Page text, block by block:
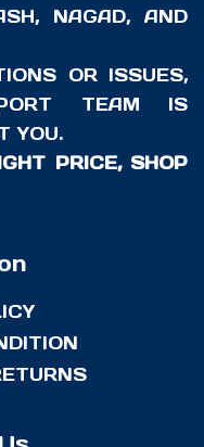
NAGAD, AND
OR ISSUES,
TEAM IS
YOU.
PRICE, SHOP